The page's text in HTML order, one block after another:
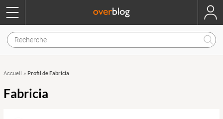
Accueil » Profil de Fabricia
Fabricia